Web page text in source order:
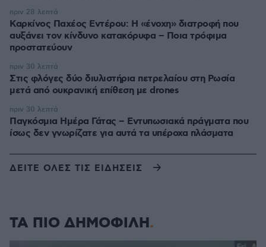
Καρκίνος Παχέος Εντέρου: Η «ένοχη» διατροφή που
αυξάνει τον κίνδυνο κατακόρυφα – Ποια τρόφιμα
προστατεύουν
πριν 28 λεπτά
Στις φλόγες δύο διυλιστήρια πετρελαίου στη Ρωσία
μετά από ουκρανική επίθεση με drones
πριν 30 λεπτά
Παγκόσμια Ημέρα Γάτας – Εντυπωσιακά πράγματα που
ίσως δεν γνωρίζατε για αυτά τα υπέροχα πλάσματα
πριν 30 λεπτά
ΔΕΙΤΕ ΟΛΕΣ ΤΙΣ ΕΙΔΗΣΕΙΣ
ΤΑ ΠΙΟ ΔΗΜΟΦΙΛΗ